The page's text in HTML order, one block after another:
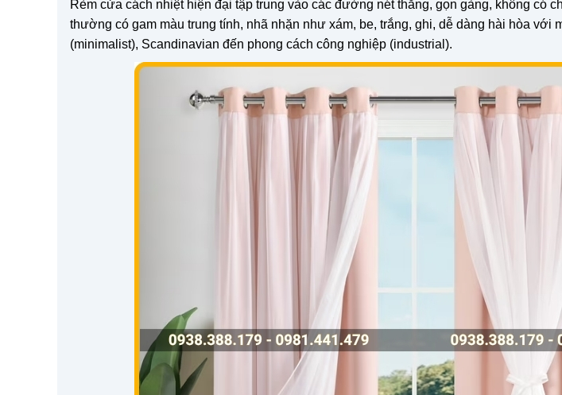
Rèm cửa cách nhiệt hiện đại tập trung vào các đường nét thẳng, gọn gàng, không có
thường có gam màu trung tính, nhã nhặn như xám, be, trắng, ghi, dễ dàng hài hòa với
(minimalist), Scandinavian đến phong cách công nghiệp (industrial).